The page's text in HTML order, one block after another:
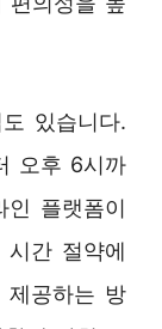
있습니다.
오후 6시까
인 플랫폼이
시간 절약에
제공하는 방